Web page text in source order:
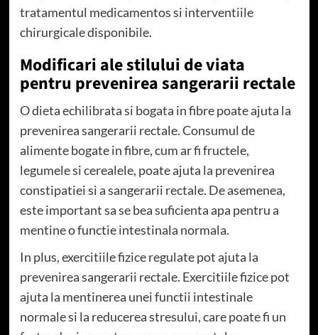
tratamentul medicamentos si interventiile
chirurgicale disponibile.
Modificari ale stilului de viata
pentru prevenirea sangerarii rectale
O dieta echilibrata si bogata in fibre poate ajuta la
prevenirea sangerarii rectale. Consumul de
alimente bogate in fibre, cum ar fi fructele,
legumele si cerealele, poate ajuta la prevenirea
constipatiei si a sangerarii rectale. De asemenea,
este important sa se bea suficienta apa pentru a
mentine o functie intestinala normala.
In plus, exercitiile fizice regulate pot ajuta la
prevenirea sangerarii rectale. Exercitiile fizice pot
ajuta la mentinerea unei functii intestinale
normale si la reducerea stresului, care poate fi un